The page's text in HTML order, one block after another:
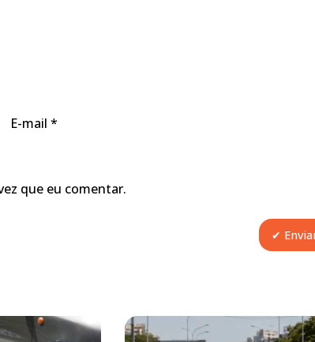
E-mail *
que eu comentar.